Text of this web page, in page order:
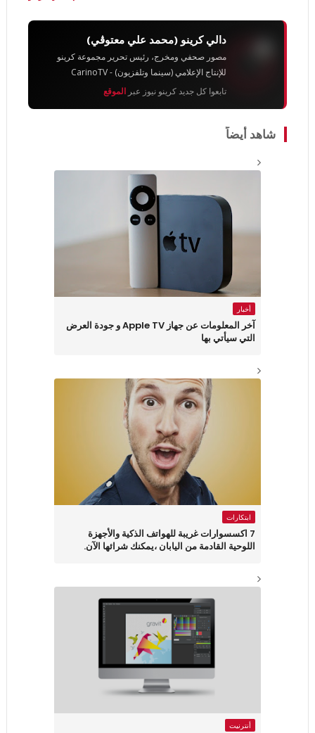
دالي كرينو (محمد علي معتوڨي)
مصور صحفي ومخرج، رئيس تحرير مجموعة كرينو
للإنتاج الإعلامي (سينما وتلفزيون) - CarinoTV
تابعوا كل جديد كرينو نيوز عبر الموقع
شاهد أيضاً
أخبار
آخر المعلومات عن جهاز Apple TV و جودة العرض
التي سيأتي بها
ابتكارات
7 اكسسوارات غريبة للهواتف الذكية والأجهزة
اللوحية القادمة من اليابان ،يمكنك شرائها الآن.
أنترنيت